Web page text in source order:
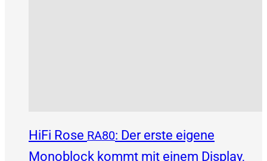
HiFi Rose RA80: Der erste eigene
Monoblock kommt mit einem Display,